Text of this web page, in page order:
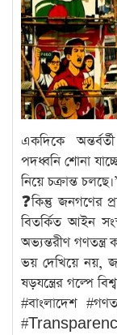
একদিকে
পদধ্বনি শোনা
নিয়ে চক্রান্ত
❓কিন্তু জনগণের
বিতর্কিত আইন
অভ্যন্তরীণ
ভয় দেখিয়ে নয়,
ষড়যন্ত্রের গল্পে
#বাংলাদেশ